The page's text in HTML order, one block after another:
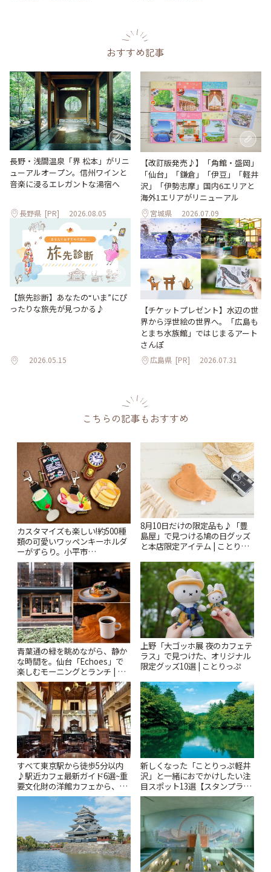
おすすめ記事
長野・浅間温泉「界 松本」がリニ
ューアルオープン。信州ワインと
音楽に浸るエレガントな湯宿へ
長野県 [PR] 2026.08.05
【改訂版発売♪】「角館・盛岡」
「仙台」「鎌倉」「伊豆」「軽井
沢」「伊勢志摩」国内6エリアと
海外1エリアがリニューアル
宮城県 2026.07.09
【旅先診断】あなたの“いま”にぴ
ったりな旅先が見つかる♪
2026.05.15
【チケットプレゼント】水辺の世
界から浮世絵の世界へ。「広島も
とまち水族館」ではじまるアート
さんぽ
広島県 [PR] 2026.07.31
こちらの記事もおすすめ
カスタマイズも楽しい!約500種
類の可愛いワッペンキーホルダ
ーがずらり。小平市
「Kimamaya T&K」 | ことりっ
ぷ
8月10日だけの限定品も♪「豊
島屋」で見つける鳩の日グッズ
と本店限定アイテム | ことりっ
青葉通の緑を眺めながら、静か
な時間を。仙台「Echoes」で
楽しむモーニングとランチ | こ
とりっぷ
上野「大ゴッホ展 夜のカフェテ
ラス」で見つけた、オリジナル
限定グッズ10選 | ことりっぷ
すべて東京駅から徒歩5分以内
♪駅近カフェ最新ガイド6選~重
要文化財の洋館カフェから、改
札すぐのレトロ喫茶まで~ | こと
新しくなった「ことりっぷ軽井
沢」と一緒におでかけしたい注
目スポット13選【スタンプラリ
ー開催中】 | ことりっぷ